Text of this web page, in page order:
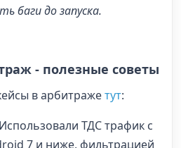
баги до запуска.
- полезные советы
в арбитражетут:
Использовали ТДС трафик с
7 и ниже, фильтрацией